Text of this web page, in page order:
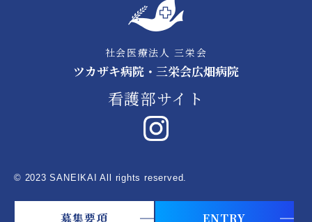
募集要項 ENTRY
社会医療法人 三栄会
ツカザキ病院・三栄会広畑病院
看護部サイト
© 2023 SANEIKAI All rights reserved.